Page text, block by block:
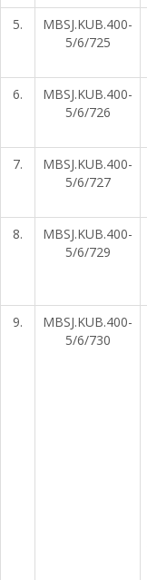
5.
MBSJ.KUB.400-
5/6/725
6.
MBSJ.KUB.400-
5/6/726
7.
MBSJ.KUB.400-
5/6/727
8.
MBSJ.KUB.400-
5/6/729
9.
MBSJ.KUB.400-
5/6/730